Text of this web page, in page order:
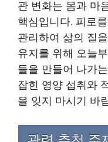
관 변화는 몸과 마
핵심입니다. 피로
관리하여 삶의 질
유지를 위해 오늘
들을 만들어 나가
잡힌 영양 섭취와
을 잊지 마시기 바